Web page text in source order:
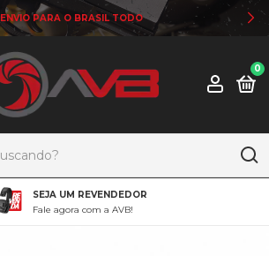
ENVIO PARA O BRASIL TODO
0
SEJA UM REVENDEDOR
Fale agora com a AVB!